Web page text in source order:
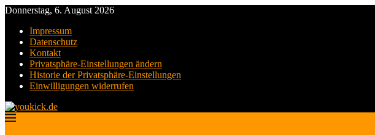
Donnerstag, 6. August 2026
Impressum
Datenschutz
Kontakt
Privatsphäre-Einstellungen ändern
Historie der Privatsphäre-Einstellungen
Einwilligungen widerrufen